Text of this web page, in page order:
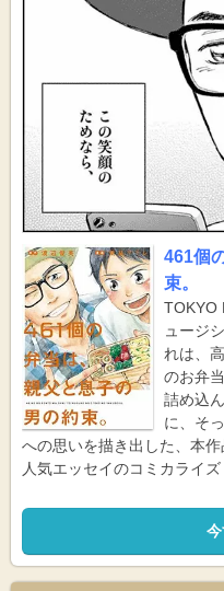
461個
束。
TOKYO
ュージ
れは、
のお弁
詰め込
に、そ
への思いを描き出した、本
人気エッセイのコミカライズ